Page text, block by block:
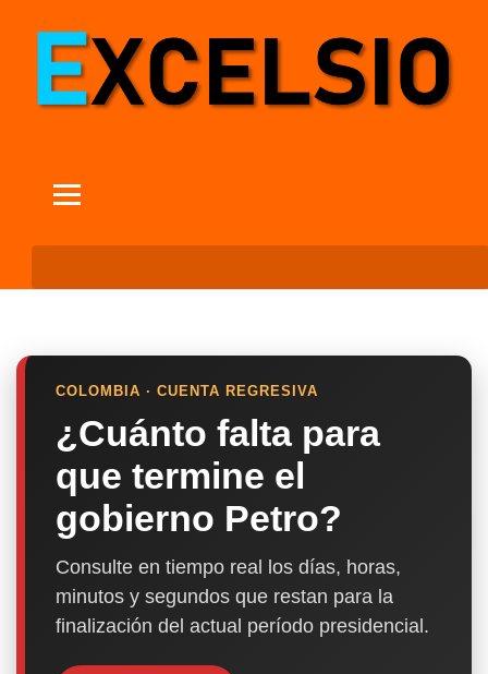
COLOMBIA · CUENTA REGRESIVA
¿Cuánto falta para
que termine el
gobierno Petro?
Consulte en tiempo real los días, horas,
minutos y segundos que restan para la
finalización del actual período presidencial.